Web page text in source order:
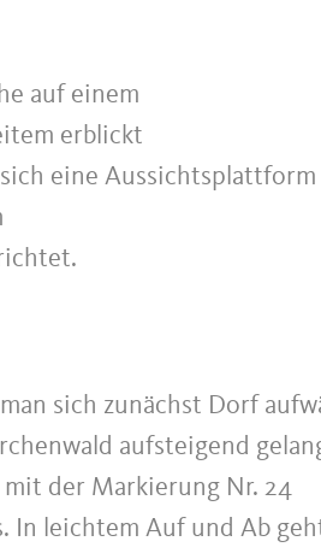
auf einem
erblickt
eine Aussichtsplattform
sich zunächst Dorf
aufsteigend
der Markierung Nr. 24
In leichtem Auf und Ab